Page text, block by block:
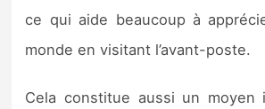
ce qui aide beaucoup à
monde en visitant l’avant-poste.
Cela constitue aussi un moyen